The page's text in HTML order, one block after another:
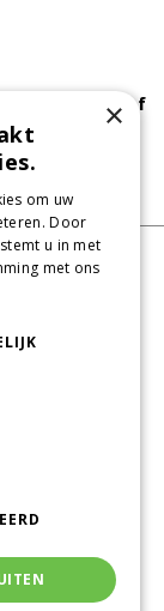
verfrissende of
dag? ×
om uw
Door
u in met
met ons